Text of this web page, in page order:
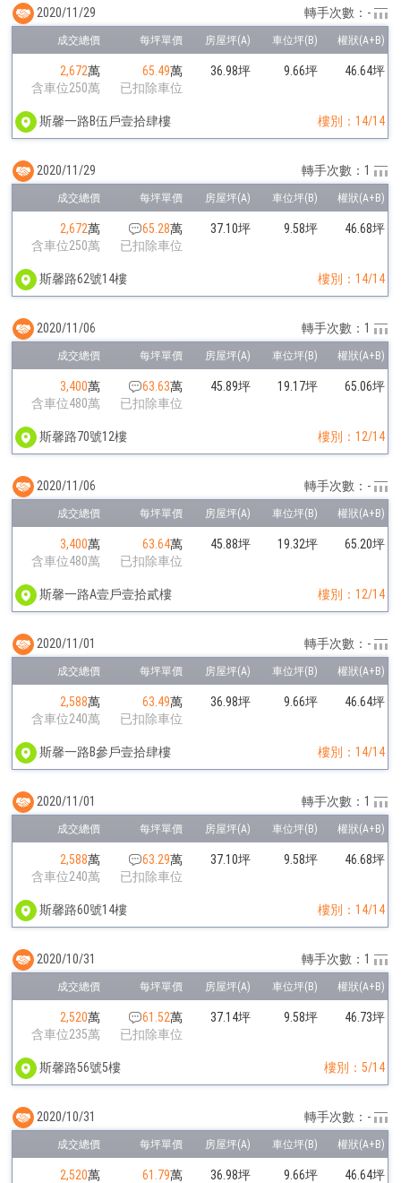
2,672萬
含車位250萬
65.49萬
已扣除車位
36.98坪 9.66坪 46.64坪
斯馨一路B伍戶壹拾肆樓 樓別：14/14
2020/11/29 轉手次數：-
2,672萬
含車位250萬
65.28萬
已扣除車位
37.10坪 9.58坪 46.68坪
斯馨路62號14樓 樓別：14/14
2020/11/29 轉手次數：1
3,400萬
含車位480萬
63.63萬
已扣除車位
45.89坪 19.17坪 65.06坪
斯馨路70號12樓 樓別：12/14
2020/11/06 轉手次數：1
3,400萬
含車位480萬
63.64萬
已扣除車位
45.88坪 19.32坪 65.20坪
斯馨一路A壹戶壹拾貳樓 樓別：12/14
2020/11/06 轉手次數：-
2,588萬
含車位240萬
63.49萬
已扣除車位
36.98坪 9.66坪 46.64坪
斯馨一路B參戶壹拾肆樓 樓別：14/14
2020/11/01 轉手次數：-
2,588萬
含車位240萬
63.29萬
已扣除車位
37.10坪 9.58坪 46.68坪
斯馨路60號14樓 樓別：14/14
2020/11/01 轉手次數：1
2,520萬
含車位235萬
61.52萬
已扣除車位
37.14坪 9.58坪 46.73坪
斯馨路56號5樓 樓別：5/14
2020/10/31 轉手次數：1
2,520萬
61.79萬
36.98坪 9.66坪 46.64坪
2020/10/31 轉手次數：-